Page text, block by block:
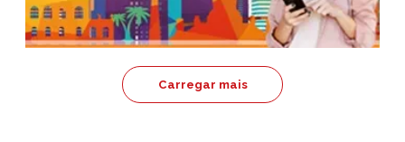
Carregar mais